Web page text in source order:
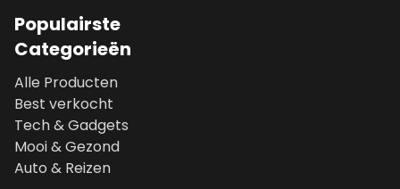
Populairste
Categorieën
Alle Producten
Best verkocht
Tech & Gadgets
Mooi & Gezond
Auto & Reizen